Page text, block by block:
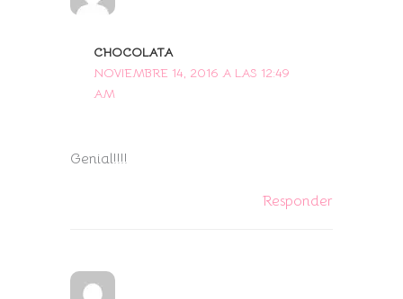
CHOCOLATA
NOVIEMBRE 14, 2016 A LAS 12:49
AM
Genial!!!!
Responder